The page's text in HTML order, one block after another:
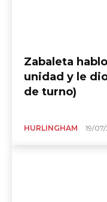
Zabaleta
unidad y le
de turno)
HURLINGHAM 19/